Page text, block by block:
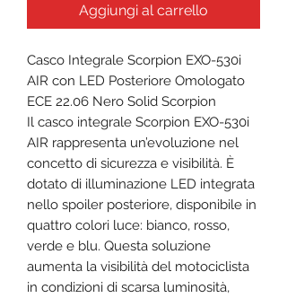
Aggiungi al carrello
Casco Integrale Scorpion EXO-530i
AIR con LED Posteriore Omologato
ECE 22.06 Nero Solid Scorpion
Il casco integrale Scorpion EXO-530i
AIR rappresenta un’evoluzione nel
concetto di sicurezza e visibilità. È
dotato di illuminazione LED integrata
nello spoiler posteriore, disponibile in
quattro colori luce: bianco, rosso,
verde e blu. Questa soluzione
aumenta la visibilità del motociclista
in condizioni di scarsa luminosità,